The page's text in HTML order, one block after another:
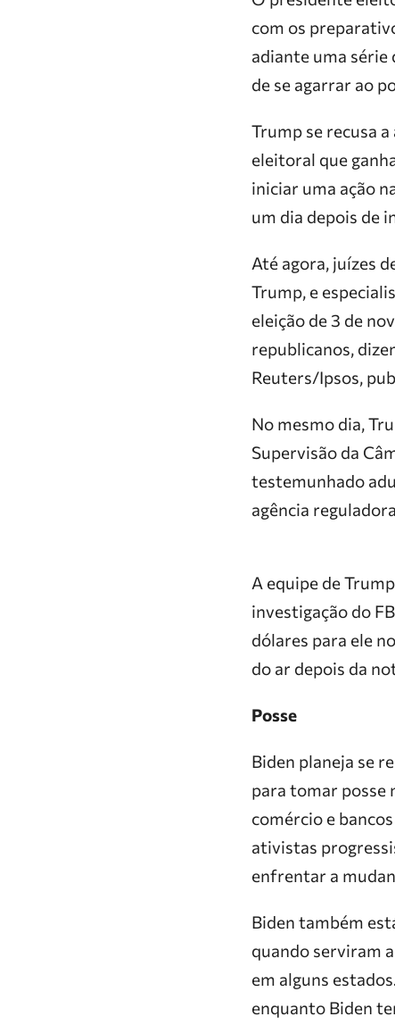
com os
adiante uma série
de se agarrar ao
Trump se recusa
eleitoral que
iniciar uma ação
um dia depois de
Até agora, juízes
Trump, e
eleição de 3 de
republicanos,
Reuters/Ipsos,
No mesmo dia,
Supervisão da
testemunhado
agência
A equipe de
investigação do
dólares para ele
do ar depois da
Posse
Biden planeja se
para tomar posse
comércio e
ativistas
enfrentar a
Biden também
quando serviram
em alguns
enquanto Biden